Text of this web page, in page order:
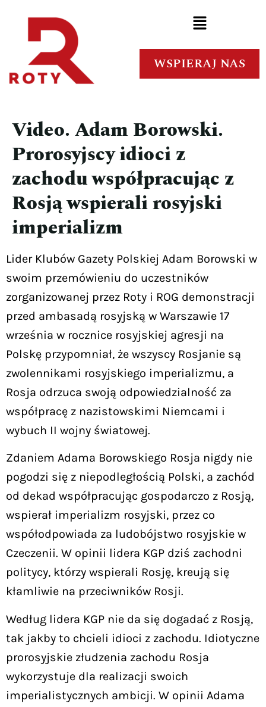
WSPIERAJ NAS
Video. Adam Borowski.
Prorosyjscy idioci z
zachodu współpracując z
Rosją wspierali rosyjski
imperializm
Lider Klubów Gazety Polskiej Adam Borowski w
swoim przemówieniu do uczestników
zorganizowanej przez Roty i ROG demonstracji
przed ambasadą rosyjską w Warszawie 17
września w rocznice rosyjskiej agresji na
Polskę przypomniał, że wszyscy Rosjanie są
zwolennikami rosyjskiego imperializmu, a
Rosja odrzuca swoją odpowiedzialność za
współpracę z nazistowskimi Niemcami i
wybuch II wojny światowej.
Zdaniem Adama Borowskiego Rosja nigdy nie
pogodzi się z niepodległością Polski, a zachód
od dekad współpracując gospodarczo z Rosją,
wspierał imperializm rosyjski, przez co
współodpowiada za ludobójstwo rosyjskie w
Czeczenii. W opinii lidera KGP dziś zachodni
politycy, którzy wspierali Rosję, kreują się
kłamliwie na przeciwników Rosji.
Według lidera KGP nie da się dogadać z Rosją,
tak jakby to chcieli idioci z zachodu. Idiotyczne
prorosyjskie złudzenia zachodu Rosja
wykorzystuje dla realizacji swoich
imperialistycznych ambicji. W opinii Adama